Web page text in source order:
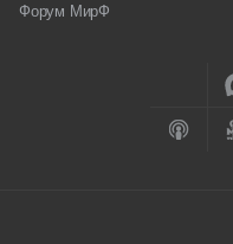
Форум МирФ